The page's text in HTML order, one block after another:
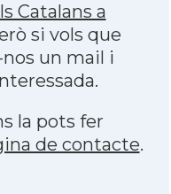
Catalans a
si vols que
un mail i
la pots fer
de contacte.